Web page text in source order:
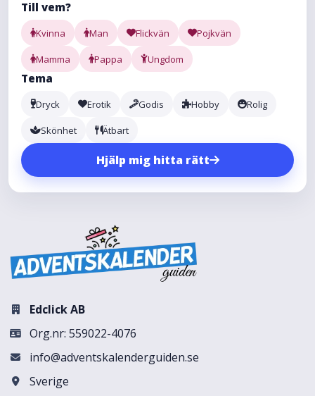
Till vem?
Kvinna Man Flickvän Pojkvän
Mamma Pappa Ungdom
Tema
Dryck Erotik Godis Hobby Rolig
Skönhet Ätbart
Hjälp mig hitta rätt
Edclick AB
Org.nr: 559022-4076
info@adventskalenderguiden.se
Sverige